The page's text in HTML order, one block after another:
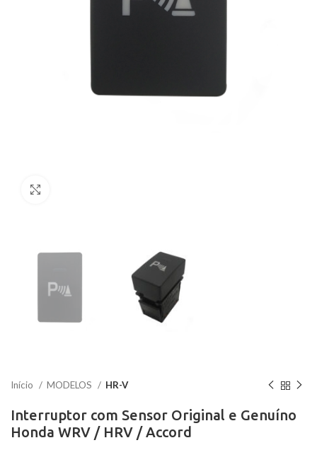
Início MODELOS HR-V
Interruptor com Sensor Original e Genuíno
Honda WRV / HRV / Accord